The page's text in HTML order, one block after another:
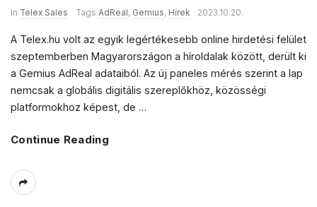
In Telex Sales Tags AdReal, Gemius, Hírek 2023.10.20.
A Telex.hu volt az egyik legértékesebb online hirdetési felület
szeptemberben Magyarországon a híroldalak között, derült ki
a Gemius AdReal adataiból. Az új paneles mérés szerint a lap
nemcsak a globális digitális szereplőkhöz, közösségi
platformokhoz képest, de …
Continue Reading